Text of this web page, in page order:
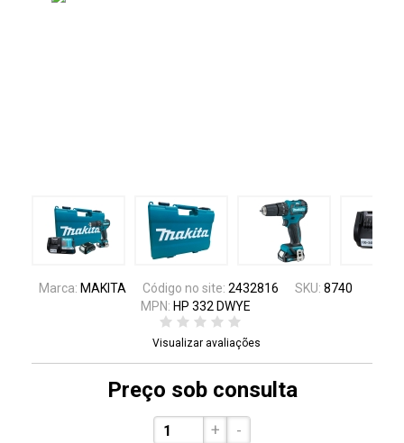
Marca: MAKITA Código no site: 2432816 SKU: 8740
MPN: HP 332 DWYE
Visualizar avaliações
Preço sob consulta
+ -